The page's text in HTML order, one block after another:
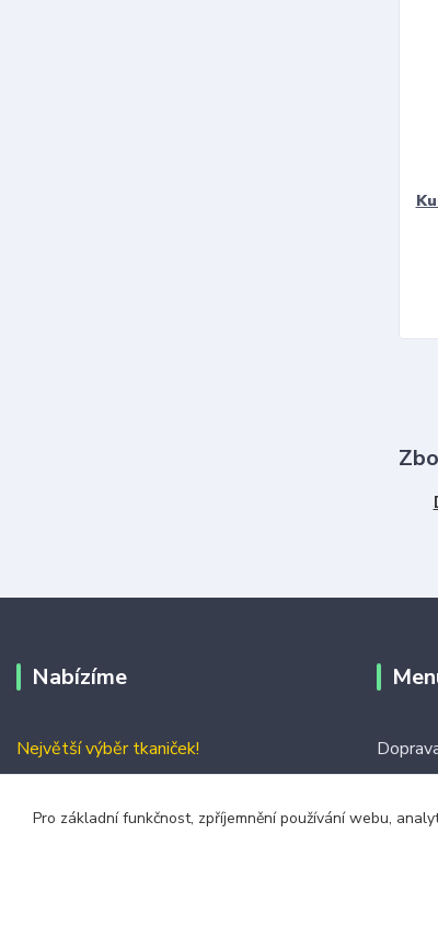
Nabízíme
Největší výběr tkaniček!
Pro základní funkčnost, zpříjemnění používání webu,